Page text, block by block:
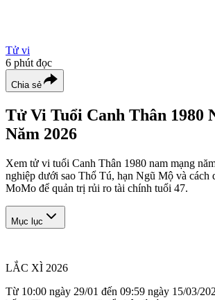
Tử vi
6 phút đọc
Chia sẻ
Tử Vi Tuổi Canh Thân 1980
Năm 2026
Xem tử vi tuổi Canh Thân 1980 nam mạng
nghiệp dưới sao Thổ Tú, hạn Ngũ Mộ và cách
MoMo để quản trị rủi ro tài chính tuổi 47.
Mục lục
LẮC XÌ 2026
Từ 10:00 ngày 29/01 đến 09:59 ngày 15/03/